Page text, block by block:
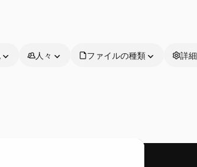
人々 ファイルの種類 詳細